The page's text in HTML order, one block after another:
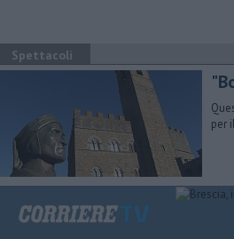
Spettacoli
per